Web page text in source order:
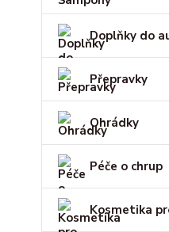
Doplňky do
Přepravky
Ohrádky
Péče o chrup
Kosmetika